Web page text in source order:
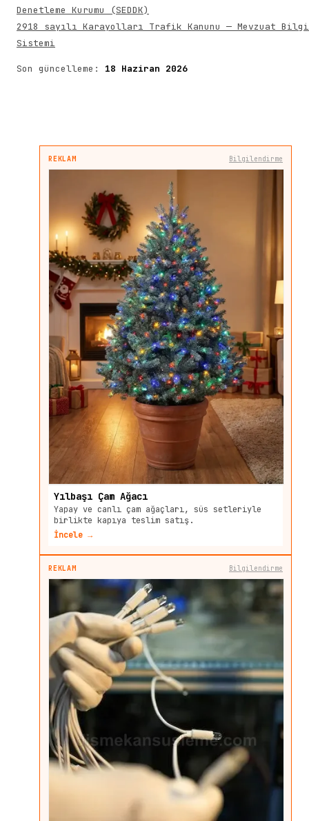
Denetleme Kurumu (SEDDK)
2918 sayılı Karayolları Trafik Kanunu — Mevzuat Bilgi
Sistemi
Son güncelleme: 18 Haziran 2026
REKLAM Bilgilendirme
Yılbaşı Çam Ağacı
Yapay ve canlı çam ağaçları, süs setleriyle
birlikte kapıya teslim satış.
İncele →
REKLAM Bilgilendirme